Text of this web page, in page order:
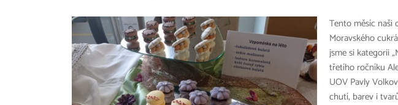
Tento měsíc naši
Moravského
jsme si kategorii
třetího ročníku
UOV Pavly
chutí, barev i